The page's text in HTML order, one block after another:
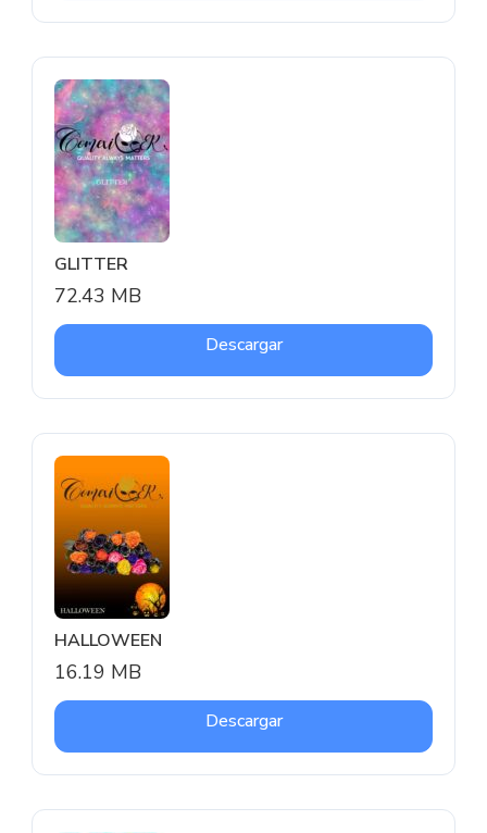
GLITTER
72.43 MB
Descargar
HALLOWEEN
16.19 MB
Descargar